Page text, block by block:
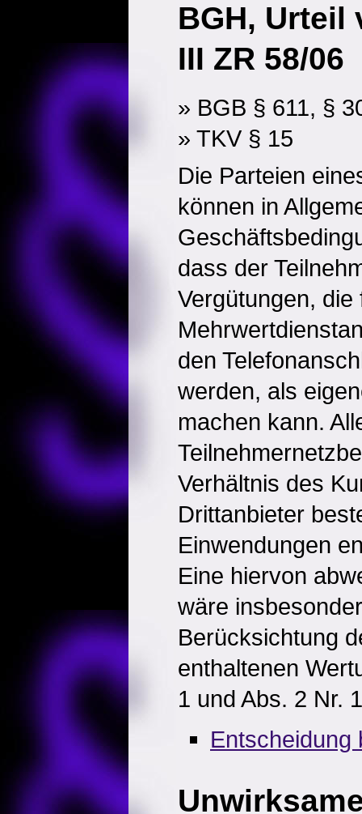
BGH, Urteil
III ZR 58/06
» BGB § 611, §
» TKV § 15
Die Parteien
können in
dass der
Vergütungen,
den
werden, als
machen kann.
Verhältnis des
Drittanbieter
Einwendungen
Eine hiervon
wäre
Berücksichtung
enthaltenen
1 und Abs. 2 Nr.
Entscheidung